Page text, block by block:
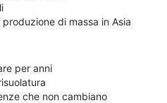
di massa in Asia
per anni
che non cambiano